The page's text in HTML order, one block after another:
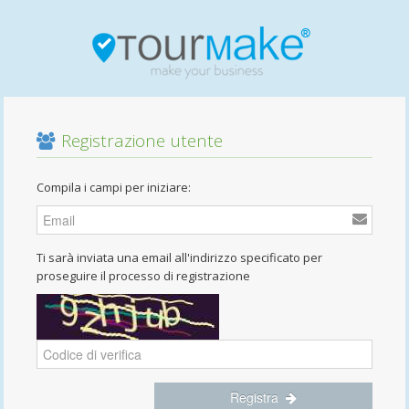
Registrazione utente
Compila i campi per iniziare:
Ti sarà inviata una email all'indirizzo specificato per
proseguire il processo di registrazione
Registra